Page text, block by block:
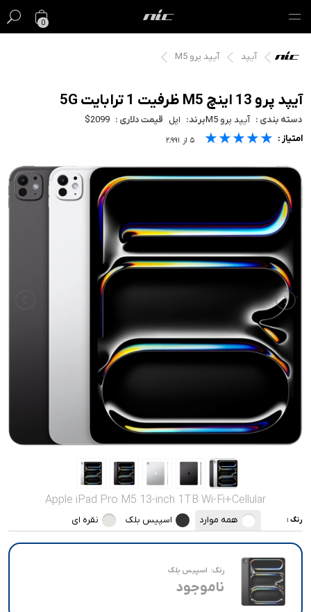
0
گیفت کارت
فروش ویژه
مک
ایرپاد
اپل واچ
صدا و تصویر
قیمت روز
آیپد آیپد پرو M5
Apple iPad Pro M5 13-inch 1TB Wi-Fi+Cellular
رنگ : همه موارد اسپیس بلک نقره ای
رنگ: اسپیس بلک
ناموجود
آیپد پرو 13 اینچ M5 ظرفیت 1 ترابایت 5G
دسته بندی : آیپد پرو M5 برند: اپل قیمت دلاری : $2099
امتیاز : ★★★★★
★★★★★
★★★★★ ۵ از ۲٬۹۹۱